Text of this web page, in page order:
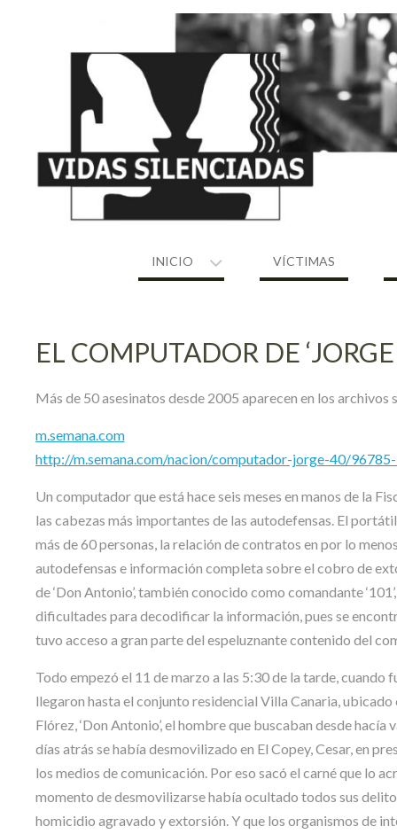
INICIO VÍCTIMAS
EL COMPUTADOR DE ‘JORGE
Más de 50 asesinatos desde 2005 aparecen en los
m.semana.com
http://m.semana.com/nacion/computador-jorge-40/96785-
Un computador que está hace seis meses en manos de la
las cabezas más importantes de las autodefensas. El
más de 60 personas, la relación de contratos en por lo
autodefensas e información completa sobre el cobro de
de ‘Don Antonio’, también conocido como comandante
dificultades para decodificar la información, pues se
tuvo acceso a gran parte del espeluznante contenido del
Todo empezó el 11 de marzo a las 5:30 de la tarde,
llegaron hasta el conjunto residencial Villa Canaria,
Flórez, ‘Don Antonio’, el hombre que buscaban desde
días atrás se había desmovilizado en El Copey, Cesar, en
los medios de comunicación. Por eso sacó el carné que lo
momento de desmovilizarse había ocultado todos sus
homicidio agravado y extorsión. Y que los organismos de